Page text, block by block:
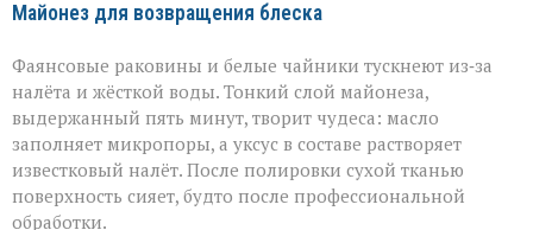
Майонез для возвращения блеска
Фаянсовые раковины и белые чайники тускнеют из‑за
налёта и жёсткой воды. Тонкий слой майонеза,
выдержанный пять минут, творит чудеса: масло
заполняет микропоры, а уксус в составе растворяет
известковый налёт. После полировки сухой тканью
поверхность сияет, будто после профессиональной
обработки.